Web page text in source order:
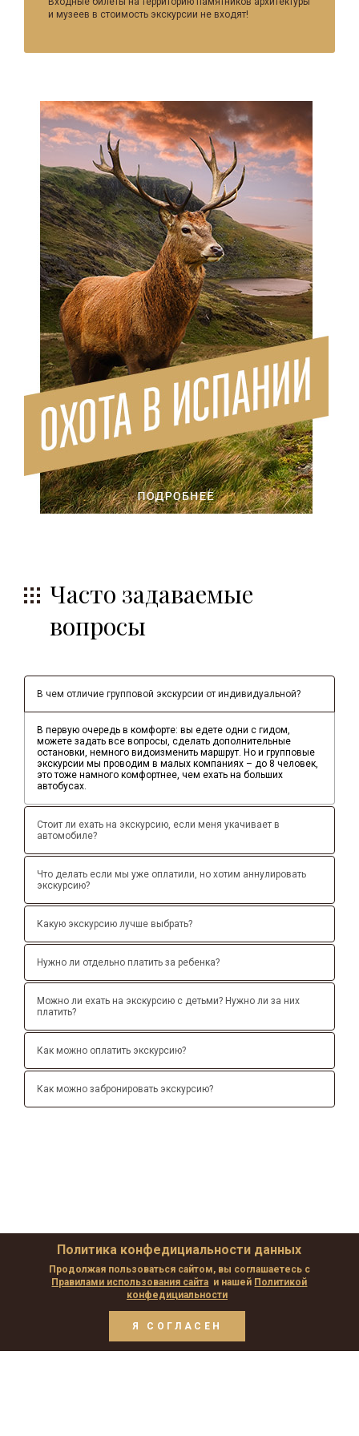
и музеев в стоимость экскурсии не входят!
Часто задаваемые
вопросы
В чем отличие групповой экскурсии от индивидуальной?
В первую очередь в комфорте: вы едете одни с гидом,
можете задать все вопросы, сделать дополнительные
остановки, немного видоизменить маршрут. Но и групповые
экскурсии мы проводим в малых компаниях – до 8 человек,
это тоже намного комфортнее, чем ехать на больших
автобусах.
Стоит ли ехать на экскурсию, если меня укачивает в
автомобиле?
Что делать если мы уже оплатили, но хотим аннулировать
экскурсию?
Какую экскурсию лучше выбрать?
Нужно ли отдельно платить за ребенка?
Можно ли ехать на экскурсию с детьми? Нужно ли за них
платить?
Как можно оплатить экскурсию?
Как можно забронировать экскурсию?
Политика конфедициальности данных
Продолжая пользоваться сайтом, вы соглашаетесь с
Правилами использования сайта и нашей Политикой
конфедициальности
Я СОГЛАСЕН